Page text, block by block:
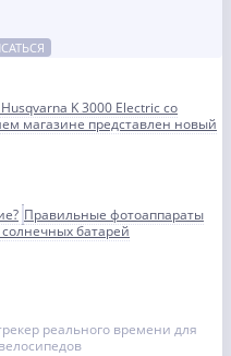
K 3000 Electric со
магазине представлен новый
Правильные фотоаппараты
батарей
реального времени для